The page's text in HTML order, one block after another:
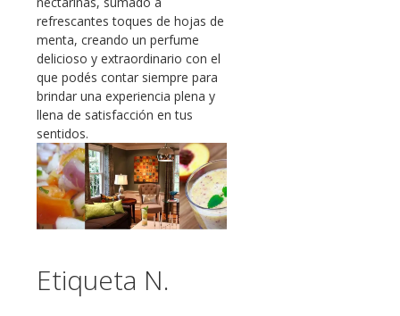
refrescantes toques de hojas de
menta, creando un perfume
delicioso y extraordinario con el
que podés contar siempre para
brindar una experiencia plena y
llena de satisfacción en tus
sentidos.
Etiqueta N.